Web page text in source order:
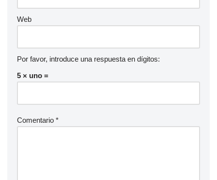
Web
Por favor, introduce una respuesta en dígitos:
5 × uno =
Comentario *